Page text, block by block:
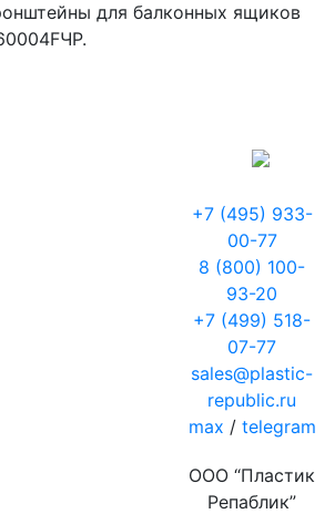
для балконных ящиков
+7 (495) 933-
00-77
8 (800) 100-
93-20
+7 (499) 518-
07-77
sales@plastic-
republic.ru
max / telegram
ООО “Пластик
Репаблик”